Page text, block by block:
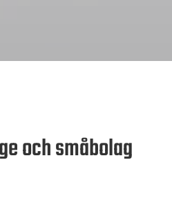
och småbolag